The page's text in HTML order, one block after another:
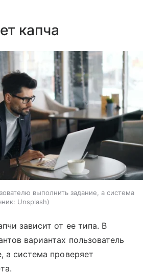
капча
выполнить задание, а система
Unsplash
зависит от ее типа. В
вариантах пользователь
а система проверяет